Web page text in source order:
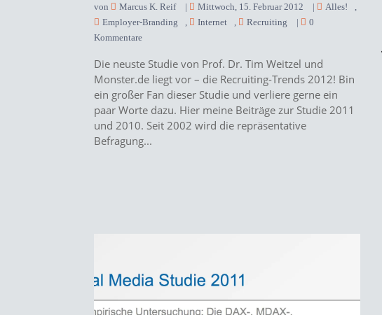
von Marcus K. Reif | Mittwoch, 15. Februar 2012 | Alles!
,
Employer-Branding
, Internet , Recruiting |
0
Kommentare
Die neuste Studie von Prof. Dr. Tim Weitzel und
Monster.de liegt vor – die Recruiting-Trends 2012! Bin
ein großer Fan dieser Studie und verliere gerne ein
paar Worte dazu. Hier meine Beiträge zur Studie 2011
und 2010. Seit 2002 wird die repräsentative
Befragung...